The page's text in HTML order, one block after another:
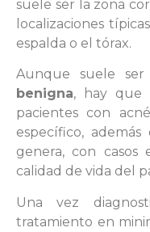
suele ser la zona
localizaciones
espalda o el tórax.
Aunque suele
benigna, hay que
pacientes con
específico,
genera, con
calidad de vida del
Una vez
tratamiento en